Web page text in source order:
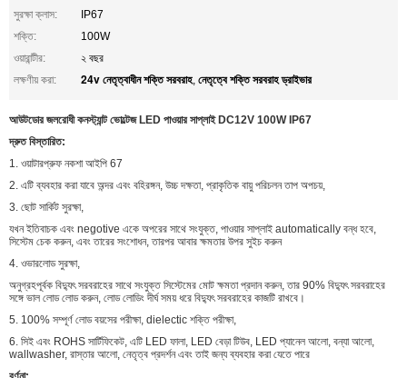
সুরক্ষা ক্লাস:
IP67
শক্তি:
100W
ওয়ারান্টীর:
২ বছর
লক্ষণীয় করা:
24v নেতৃত্বাধীন শক্তি সরবরাহ, নেতৃত্বে শক্তি সরবরাহ ড্রাইভার
আউটডোর জলরোধী কনস্ট্যান্ট ভোল্টেজ LED পাওয়ার সাপ্লাই DC12V 100W IP67
দ্রুত বিস্তারিত:
1. ওয়াটারপ্রুফ নকশা আইপি 67
2. এটি ব্যবহার করা যাবে অন্দর এবং বহিরঙ্গন, উচ্চ দক্ষতা, প্রাকৃতিক বায়ু পরিচলন তাপ অপচয়,
3. ছোট সার্কিট সুরক্ষা,
যখন ইতিবাচক এবং negotive একে অপরের সাথে সংযুক্ত, পাওয়ার সাপ্লাই automatically বন্ধ হবে,
সিস্টেম চেক করুন, এবং তারের সংশোধন, তারপর আবার ক্ষমতার উপর সুইচ করুন
4. ওভারলোড সুরক্ষা,
অনুগ্রহপূর্বক বিদ্যুৎ সরবরাহের সাথে সংযুক্ত সিস্টেমের মোট ক্ষমতা প্রদান করুন, তার 90% বিদ্যুৎ সরবরাহের
সঙ্গে ভাল লোড লোড করুন, লোড লোডিং দীর্ঘ সময় ধরে বিদ্যুৎ সরবরাহের কাজটি রাখবে।
5. 100% সম্পূর্ণ লোড বয়সের পরীক্ষা, dielectic শক্তি পরীক্ষা,
6. সিই এবং ROHS সার্টিফিকেট, এটি LED ফালা, LED বেড়া টিউব, LED প্যানেল আলো, বন্যা আলো,
wallwasher, রাস্তার আলো, নেতৃত্ব প্রদর্শন এবং তাই জন্য ব্যবহার করা যেতে পারে